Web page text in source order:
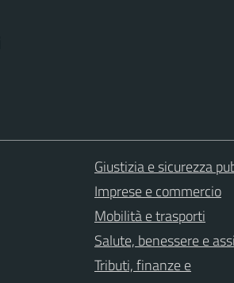
Giustizia e sicurezza
Imprese e commercio
Mobilità e trasporti
Salute, benessere e
Tributi, finanze e